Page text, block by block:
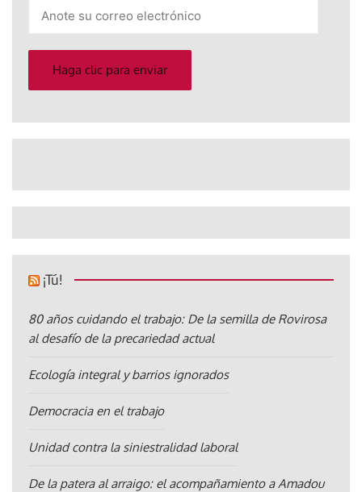
electrónico
Haga clic para enviar
¡Tú!
80 años cuidando el trabajo: De la semilla de Rovirosa
al desafío de la precariedad actual
Ecología integral y barrios ignorados
Democracia en el trabajo
Unidad contra la siniestralidad laboral
De la patera al arraigo: el acompañamiento a Amadou